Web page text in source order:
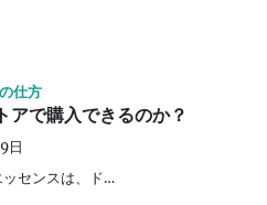
仕方
アで購入できるのか？
日
ッセンスは、ド…